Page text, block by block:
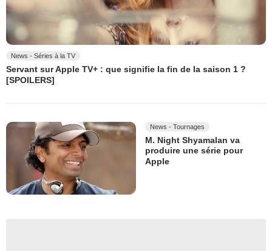
News - Séries à la TV
Servant sur Apple TV+ : que signifie la fin de la saison 1 ?
[SPOILERS]
News - Tournages
M. Night Shyamalan va
produire une série pour
Apple